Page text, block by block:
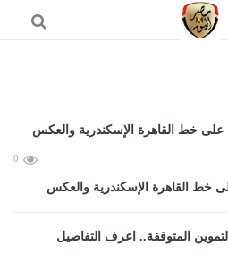
0
خط القاهرة الإسكندرية والعكس